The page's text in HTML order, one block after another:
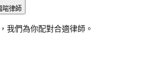
啱律師
我們為你配對合適律師。